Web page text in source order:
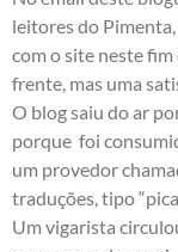
leitores do
com o site neste
frente, mas uma
O blog saiu do ar
porque foi
um provedor
traduções, tipo
Um vigarista